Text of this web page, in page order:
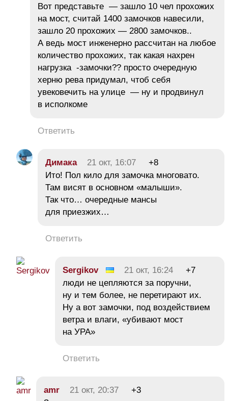
Вот представьте — зашло 10 чел прохожих
на мост, считай 1400 замочков навесили,
зашло 20 прохожих — 2800 замочков..
А ведь мост инженерно рассчитан на любое
количество прохожих, так какая нахрен
нагрузка -замочки?? просто очередную
херню рева придумал, чтоб себя
увековечить на улице — ну и продвинул
в исполкоме
Ответить
Димака 21 окт, 16:07
+8
Ито! Пол кило для замочка многовато.
Там висят в основном «малыши».
Так что… очередные мансы
для приезжих…
Ответить
Sergikov 21 окт, 16:24
+7
люди не цепляются за поручни,
ну и тем более, не перетирают их.
Ну а вот замочки, под воздействием
ветра и влаги, «убивают мост
на УРА»
Ответить
amr 21 окт, 20:37
+3